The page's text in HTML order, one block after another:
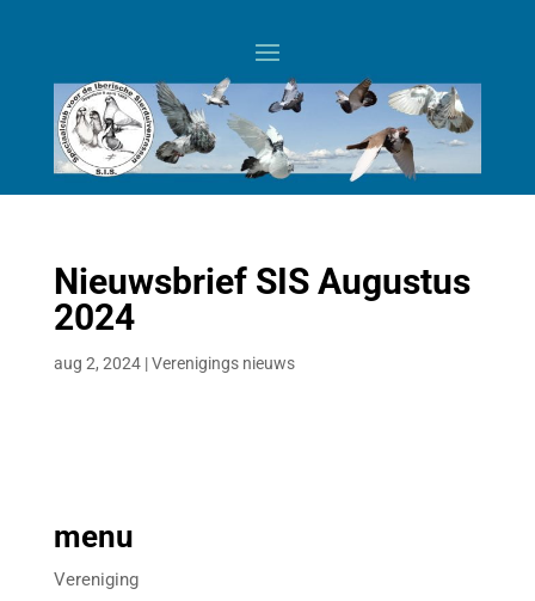
Nieuwsbrief SIS Augustus
2024
aug 2, 2024|Verenigings nieuws
menu
Vereniging